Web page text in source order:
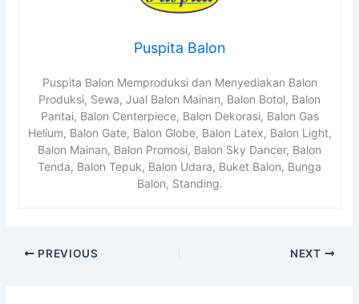
Puspita Balon
Puspita Balon Memproduksi dan Menyediakan Balon
Produksi, Sewa, Jual Balon Mainan, Balon Botol, Balon
Pantai, Balon Centerpiece, Balon Dekorasi, Balon Gas
Helium, Balon Gate, Balon Globe, Balon Latex, Balon Light,
Balon Mainan, Balon Promosi, Balon Sky Dancer, Balon
Tenda, Balon Tepuk, Balon Udara, Buket Balon, Bunga
Balon, Standing.
PREVIOUS NEXT